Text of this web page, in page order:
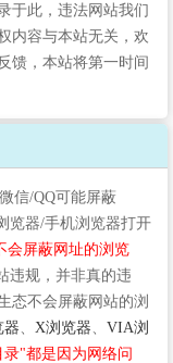
于此，违法网站我们
内容与本站无关，欢
馈，本站将第一时间
微信/QQ可能屏蔽
览器/手机浏览器打开
会屏蔽网址的浏览
违规，并非真的违
态不会屏蔽网站的浏
器 X浏览器
VIA浏
"都是因为网络问